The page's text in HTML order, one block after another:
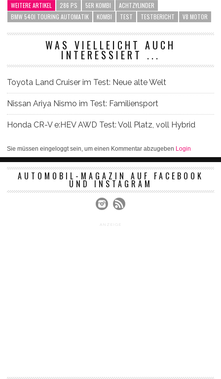
WEITERE ARTIKEL 286 PS 5ER KOMBI
ACHTZYLINDER
BMW 540I TOURING AUTOMATIK
KOMBI TEST TESTBERICHT V8 MOTOR
WAS VIELLEICHT AUCH
INTERESSIERT ...
Toyota Land Cruiser im Test: Neue alte Welt
Nissan Ariya Nismo im Test: Familiensport
Honda CR-V e:HEV AWD Test: Voll Platz, voll Hybrid
Sie müssen eingeloggt sein, um einen Kommentar abzugeben Login
AUTOMOBIL-MAGAZIN AUF FACEBOOK
UND INSTAGRAM
ANZEIGE